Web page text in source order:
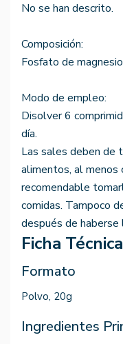
No se han descrito.
Composición:
Fosfato de
Modo de empleo:
Disolver 6
día.
Las sales deben de
alimentos, al menos
recomendable
comidas. Tampoco
después de
Ficha Técnica
Formato
Polvo, 20g
Ingredientes